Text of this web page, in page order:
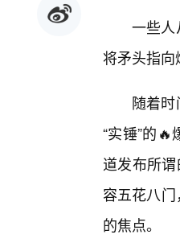
一些
将矛头指
随着
“实锤”的
道发布所
容五花八
的焦点。